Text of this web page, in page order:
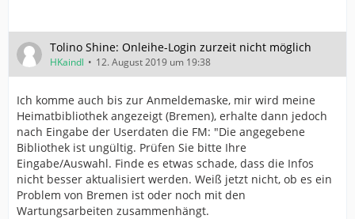
Tolino Shine: Onleihe-Login zurzeit nicht möglich
HKaindl 12. August 2019 um 19:38
Ich komme auch bis zur Anmeldemaske, mir wird meine
Heimatbibliothek angezeigt (Bremen), erhalte dann jedoch
nach Eingabe der Userdaten die FM: "Die angegebene
Bibliothek ist ungültig. Prüfen Sie bitte Ihre
Eingabe/Auswahl. Finde es etwas schade, dass die Infos
nicht besser aktualisiert werden. Weiß jetzt nicht, ob es ein
Problem von Bremen ist oder noch mit den
Wartungsarbeiten zusammenhängt.